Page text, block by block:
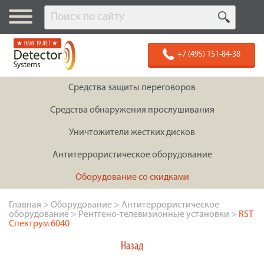
★ НАМ 19 ЛЕТ ★
+7 (495) 151-84-38
Средства защиты переговоров
Средства обнаружения прослушивания
Уничтожители жестких дисков
Антитеррористическое оборудование
Оборудование со скидками
Главная > Оборудование > Антитеррористическое
оборудование > Рентгено-телевизионные установки > RST
Спектрум 6040
Назад